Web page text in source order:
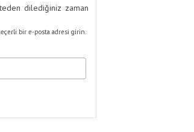
dilediğiniz zaman
bir e-posta adresi girin.